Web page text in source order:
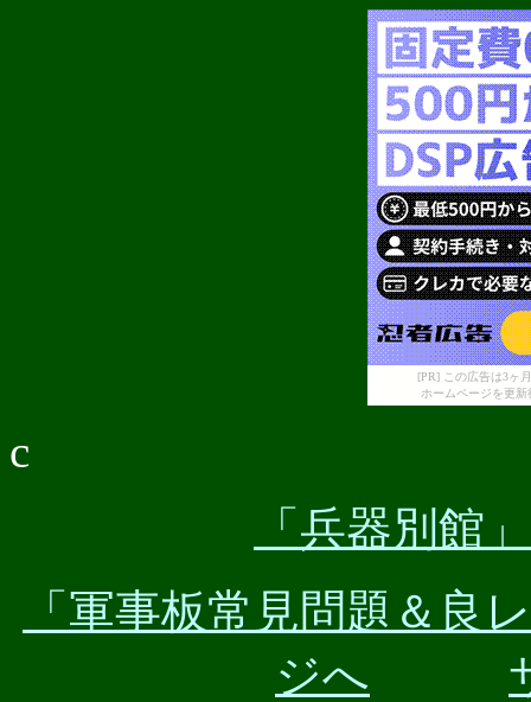
[PR] この広告は3ヶ
ホームページを更
c
「兵器別館
「軍事板常見問題＆良
ジへ